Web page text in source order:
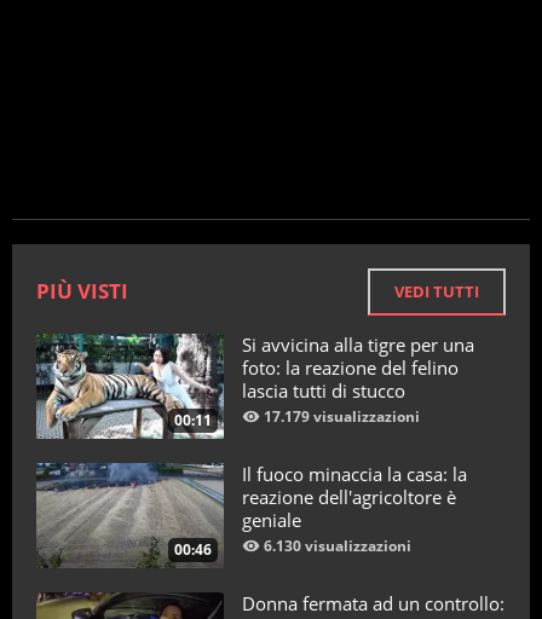
PIÙ VISTI VEDI TUTTI
00:11
Si avvicina alla tigre per una
foto: la reazione del felino
lascia tutti di stucco
17.179 visualizzazioni
00:46
Il fuoco minaccia la casa: la
reazione dell'agricoltore è
geniale
6.130 visualizzazioni
Donna fermata ad un controllo: